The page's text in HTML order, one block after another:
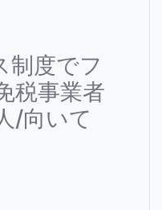
制度でフ
税事業者
/向いて